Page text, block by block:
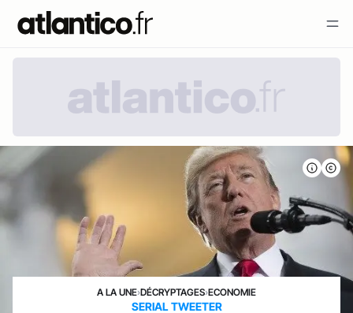
A LA UNE›DÉCRYPTAGES›ECONOMIE
SERIAL TWEETER